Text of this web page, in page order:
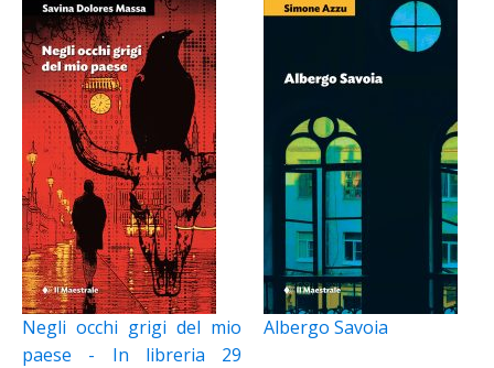
Negli occhi grigi del mio
paese - In libreria 29
Albergo Savoia